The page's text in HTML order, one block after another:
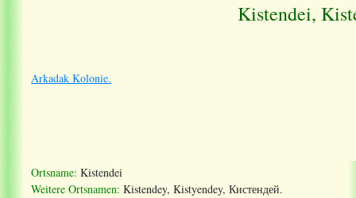
Kistendei,
Arkadak Kolonie.
Ortsname: Kistendei
Weitere Ortsnamen: Kistendey, Kistyendey, Кистендей.